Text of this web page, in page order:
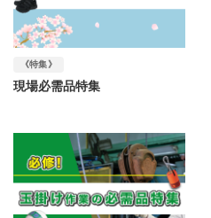
《特集》
現場必需品特集